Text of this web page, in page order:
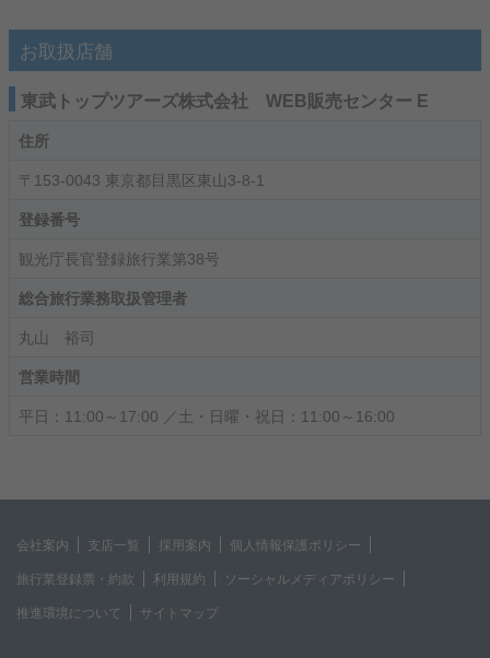
お取扱店舗
東武トップツアーズ株式会社 WEB販売センター E
住所
〒153-0043 東京都目黒区東山3-8-1
登録番号
観光庁長官登録旅行業第38号
総合旅行業務取扱管理者
丸山 裕司
営業時間
平日：11:00～17:00 ／土・日曜・祝日：11:00～16:00
会社案内 支店一覧 採用案内 個人情報保護ポリシー
旅行業登録票・約款 利用規約 ソーシャルメディアポリシー
推進環境について サイトマップ